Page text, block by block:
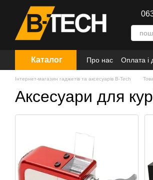
Перейти до основного контенту
Каталог Про нас Оплата і
Інтернет-магазин гаджетів та аксесуарів B-Tech
Аксесуари для